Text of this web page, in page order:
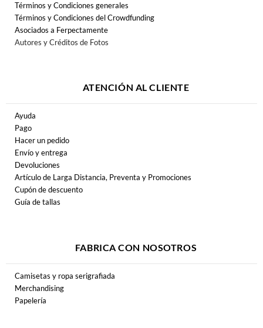
Términos y Condiciones generales
Términos y Condiciones del Crowdfunding
Asociados a Ferpectamente
Autores y Créditos de Fotos
ATENCIÓN AL CLIENTE
Ayuda
Pago
Hacer un pedido
Envío y entrega
Devoluciones
Artículo de Larga Distancia, Preventa y Promociones
Cupón de descuento
Guía de tallas
FABRICA CON NOSOTROS
Camisetas y ropa serigrafiada
Merchandising
Papelería